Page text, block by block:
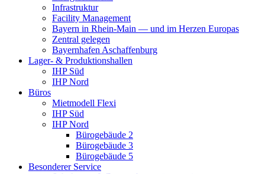
Infrastruktur
Facility Management
Bayern in Rhein-Main — und im Herzen Europas
Zentral gelegen
Bayernhafen Aschaffenburg
Lager- & Produktionshallen
IHP Süd
IHP Nord
Büros
Mietmodell Flexi
IHP Süd
IHP Nord
Bürogebäude 2
Bürogebäude 3
Bürogebäude 5
Besonderer Service